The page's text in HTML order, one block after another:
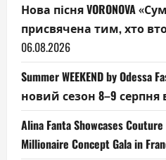
Нова пісня VORONOVA
присвячена тим, хто
06.08.2026
Summer WEEKEND by Odessa
новий сезон 8–9 серпня
Alina Fanta Showcases
Millionaire Concept Gala in